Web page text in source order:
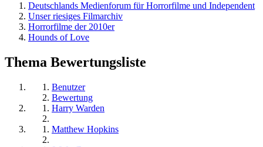
Deutschlands Medienforum für Horrorfilme und Independent
Unser riesiges Filmarchiv
Horrorfilme der 2010er
Hounds of Love
Thema Bewertungsliste
Benutzer
Bewertung
Harry Warden
Matthew Hopkins